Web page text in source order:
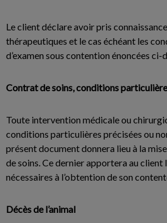
Le client déclare avoir pris
thérapeutiques et le cas échéant les
d’examen sous contention énoncées ci-
Contrat de soins, conditions
Toute intervention médicale ou
conditions particulières précisées ou
présent document donnera lieu à la
de soins. Ce dernier apportera au
nécessaires à l’obtention de son
Décès de l’animal